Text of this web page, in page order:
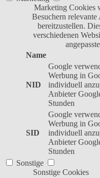
Marketing Cookies
Besuchern
bereitzustellen.
verschiedenen
Name
NID
Google
Werbung in
individuell
Anbieter
Stunden
SID
Google
Werbung in
individuell
Anbieter
Stunden
Sonstige
Sonstige Cookies